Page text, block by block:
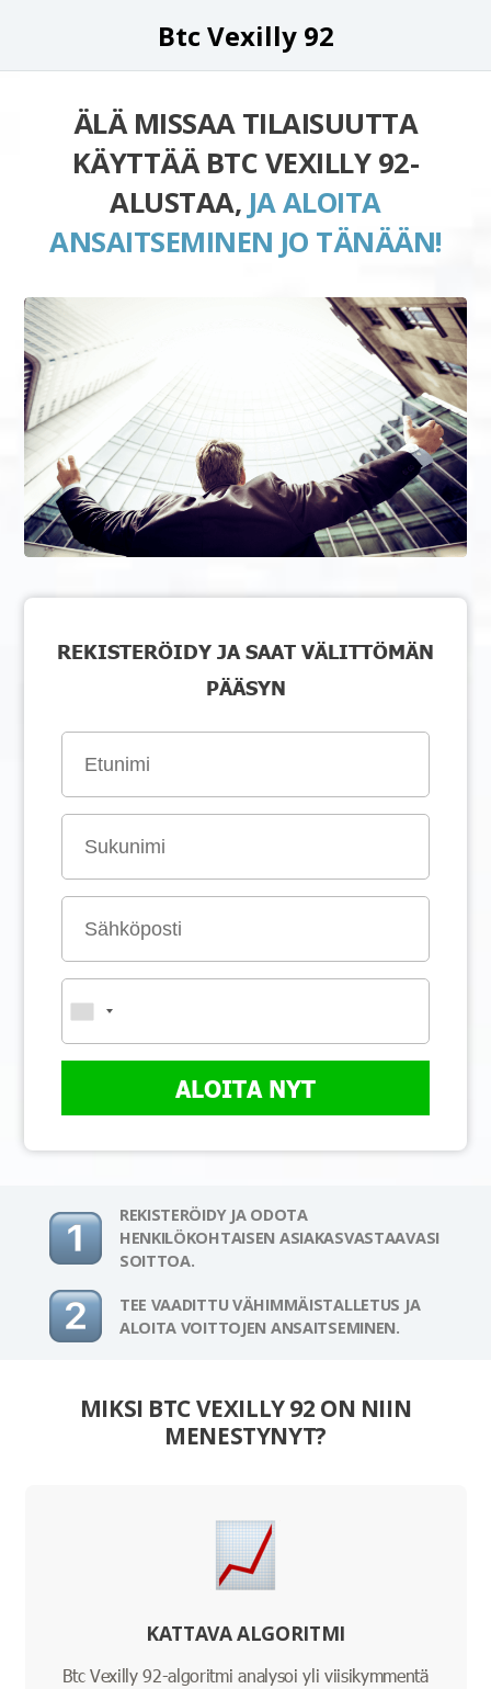
Btc Vexilly 92
ÄLÄ MISSAA TILAISUUTTA
KÄYTTÄÄ BTC VEXILLY 92-
ALUSTAA, JA ALOITA
ANSAITSEMINEN JO TÄNÄÄN!
REKISTERÖIDY JA SAAT VÄLITTÖMÄN
PÄÄSYN
ALOITA NYT
REKISTERÖIDY JA ODOTA
HENKILÖKOHTAISEN ASIAKASVASTAAVASI
SOITTOA.
TEE VAADITTU VÄHIMMÄISTALLETUS JA
ALOITA VOITTOJEN ANSAITSEMINEN.
MIKSI BTC VEXILLY 92 ON NIIN
MENESTYNYT?
KATTAVA ALGORITMI
Btc Vexilly 92-algoritmi analysoi yli viisikymmentä